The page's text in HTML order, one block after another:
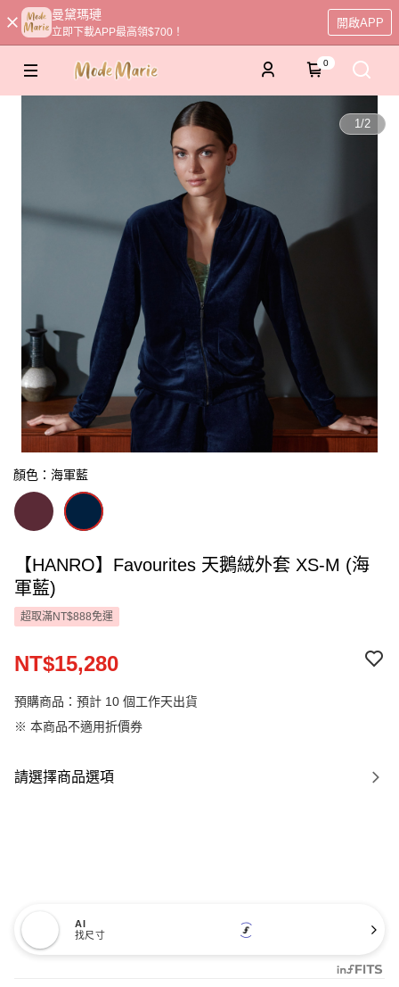
曼黛瑪璉
立即下載APP最高領$700！
開啟APP
0
1/2
顏色：海軍藍
【HANRO】Favourites 天鵝絨外套 XS-M (海
軍藍)
超取滿NT$888免運
NT$15,280
預購商品：預計 10 個工作天出貨
※ 本商品不適用折價券
請選擇商品選項
AI
找尺寸